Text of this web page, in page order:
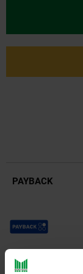
PAYBACK
Payback Punkte